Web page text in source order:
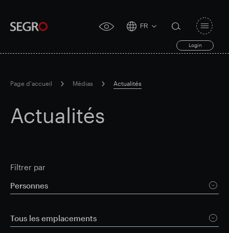
accessibility
FR
Login
search
form
Submit
search
for
toggle
Page d'accueil Médias Actualités
Actualités
Filtrer par
Personnes
Tous les emplacements